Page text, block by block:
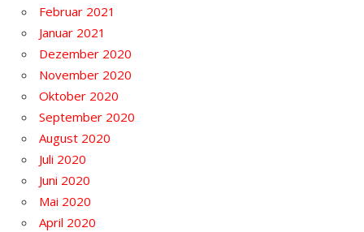
Februar 2021
Januar 2021
Dezember 2020
November 2020
Oktober 2020
September 2020
August 2020
Juli 2020
Juni 2020
Mai 2020
April 2020